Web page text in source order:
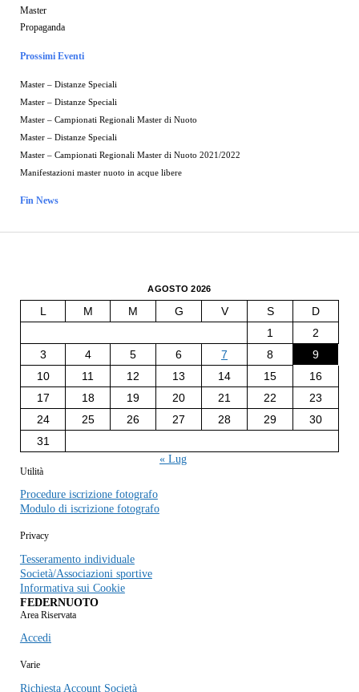
Master
Propaganda
Prossimi Eventi
Master – Distanze Speciali
Master – Distanze Speciali
Master – Campionati Regionali Master di Nuoto
Master – Distanze Speciali
Master – Campionati Regionali Master di Nuoto 2021/2022
Manifestazioni master nuoto in acque libere
Fin News
AGOSTO 2026
L M M G V S
D
1
2
3
4 5 6 7 8
9
10
11 12 13 14 15
16
17
18 19 20 21 22
23
24
25 26 27 28 29
30
31
« Lug
Utilità
Procedure iscrizione fotografo
Modulo di iscrizione fotografo
Privacy
Tesseramento individuale
Società/Associazioni sportive
Informativa sui Cookie
FEDERNUOTO
Area Riservata
Accedi
Varie
Richiesta Account Società